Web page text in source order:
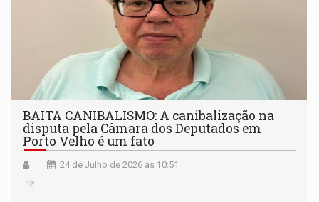
BAITA CANIBALISMO: A canibalização na
disputa pela Câmara dos Deputados em
Porto Velho é um fato
24 de Julho de 2026 às 10:51